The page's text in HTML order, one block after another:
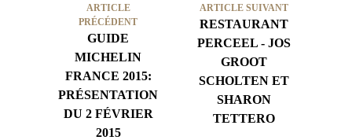
ARTICLE
PRÉCÉDENT
GUIDE
MICHELIN
FRANCE 2015:
PRÉSENTATION
DU 2 FÉVRIER
2015
ARTICLE SUIVANT
RESTAURANT
PERCEEL - JOS
GROOT
SCHOLTEN ET
SHARON
TETTERO